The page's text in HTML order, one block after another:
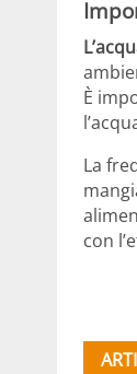
È
La
con